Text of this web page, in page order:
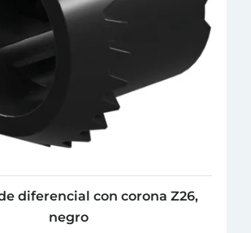
diferencial con corona Z26,
negro